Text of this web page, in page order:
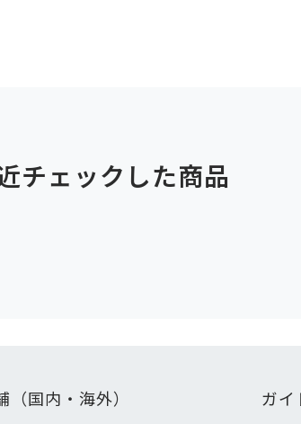
チェックした商品
（国内・海外） ガイ